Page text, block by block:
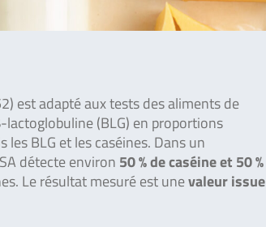
est adapté aux tests des aliments de
(BLG) en proportions
BLG et les caséines. Dans un
détecte environ 50 % de caséine et 50 %
Le résultat mesuré est unevaleur issue